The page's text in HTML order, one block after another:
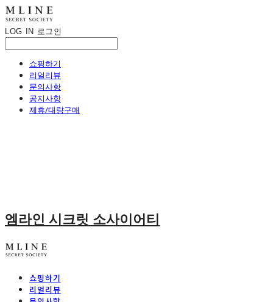
LOG IN 로그인
쇼핑하기
리얼리뷰
문의사항
공지사항
제휴/대량구매
엠라인 시크릿 소사이어티
쇼핑하기
리얼리뷰